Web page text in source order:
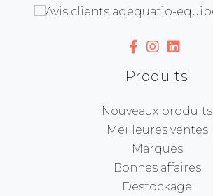
Produits
Nouveaux produits
Meilleures ventes
Marques
Bonnes affaires
Destockage